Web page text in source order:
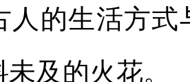
生活方式
及的火花。